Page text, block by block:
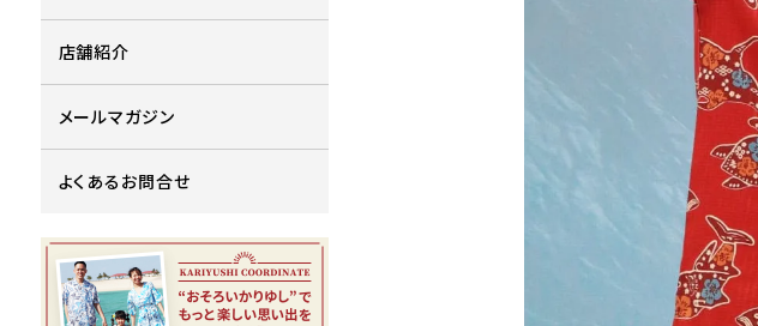
店舗紹介
メールマガジン
よくあるお問合せ
4L
在庫数 1
5L
在庫切れ